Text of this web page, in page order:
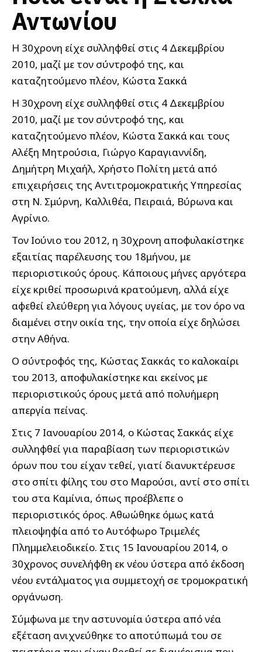
Αντωνίου
Η 30χρονη είχε συλληφθεί στις 4 Δεκεμβρίου
2010, μαζί με τον σύντροφό της, και
καταζητούμενο πλέον, Κώστα Σακκά
Η 30χρονη είχε συλληφθεί στις 4 Δεκεμβρίου
2010, μαζί με τον σύντροφό της, και
καταζητούμενο πλέον, Κώστα Σακκά και τους
Αλέξη Μητρούσια, Γιώργο Καραγιαννίδη,
Δημήτρη Μιχαήλ, Χρήστο Πολίτη μετά από
επιχειρήσεις της Αντιτρομοκρατικής Υπηρεσίας
στη Ν. Σμύρνη, Καλλιθέα, Πειραιά, Βύρωνα και
Αγρίνιο.
Τον Ιούνιο του 2012, η 30χρονη αποφυλακίστηκε
εξαιτίας παρέλευσης του 18μήνου, με
περιοριστικούς όρους. Κάποιους μήνες αργότερα
είχε κριθεί προσωρινά κρατούμενη, αλλά είχε
αφεθεί ελεύθερη για λόγους υγείας, με τον όρο να
διαμένει στην οικία της, την οποία είχε δηλώσει
στην Αθήνα.
Ο σύντροφός της, Κώστας Σακκάς το καλοκαίρι
του 2013, αποφυλακίστηκε και εκείνος με
περιοριστικούς όρους μετά από πολυήμερη
απεργία πείνας.
Στις 7 Ιανουαρίου 2014, ο Κώστας Σακκάς είχε
συλληφθεί για παραβίαση των περιοριστικών
όρων που του είχαν τεθεί, γιατί διανυκτέρευσε
στο σπίτι φίλης του στο Μαρούσι, αντί στο σπίτι
του στα Καμίνια, όπως προέβλεπε ο
περιοριστικός όρος. Αθωώθηκε όμως κατά
πλειοψηφία από το Αυτόφωρο Τριμελές
Πλημμελειοδικείο. Στις 15 Ιανουαρίου 2014, ο
30χρονος συνελήφθη εκ νέου ύστερα από έκδοση
νέου εντάλματος για συμμετοχή σε τρομοκρατική
οργάνωση.
Σύμφωνα με την αστυνομία ύστερα από νέα
εξέταση ανιχνεύθηκε το αποτύπωμά του σε